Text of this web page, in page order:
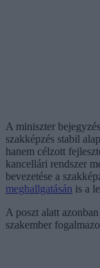
A miniszter
szakképzés stabil
hanem célzott
kancellári rendszer
bevezetése a
meghallgatásán is a
A poszt alatt
szakember